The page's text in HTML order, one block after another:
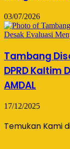
03/07/2026
Tambang
DPRD Kaltim
AMDAL
17/12/2025
Temukan Kami